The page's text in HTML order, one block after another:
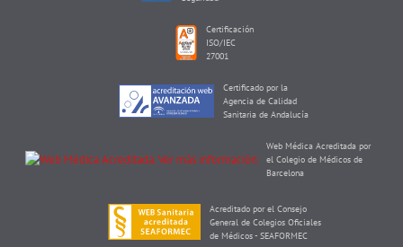
Certificación
ISO/IEC
27001
Certificado por la
Agencia de Calidad
Sanitaria de Andalucía
Web Médica Acreditada por
el Colegio de Médicos de
Barcelona
Acreditado por el Consejo
General de Colegios Oficiales
de Médicos - SEAFORMEC